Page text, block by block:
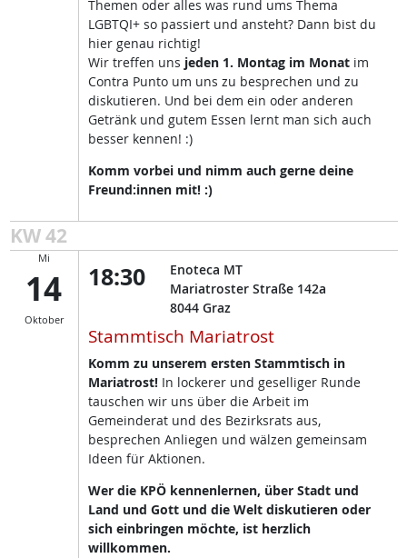
Themen oder alles was rund ums Thema
LGBTQI+ so passiert und ansteht? Dann bist du
hier genau richtig!
Wir treffen uns jeden 1. Montag im Monatim
Contra Punto um uns zu besprechen und zu
diskutieren. Und bei dem ein oder anderen
Getränk und gutem Essen lernt man sich auch
besser kennen! :)
Komm vorbei und nimm auch gerne deine
Freund:innen mit! :)
KW 42
Mi
14
Oktober
18:30
Enoteca MT
Mariatroster Straße 142a
8044 Graz
Stammtisch Mariatrost
Komm zu unserem ersten Stammtisch in
Mariatrost! In lockerer und geselliger Runde
tauschen wir uns über die Arbeit im
Gemeinderat und des Bezirksrats aus,
besprechen Anliegen und wälzen gemeinsam
Ideen für Aktionen.
Wer die KPÖ kennenlernen, über Stadt und
Land und Gott und die Welt diskutieren oder
sich einbringen möchte, ist herzlich
willkommen.